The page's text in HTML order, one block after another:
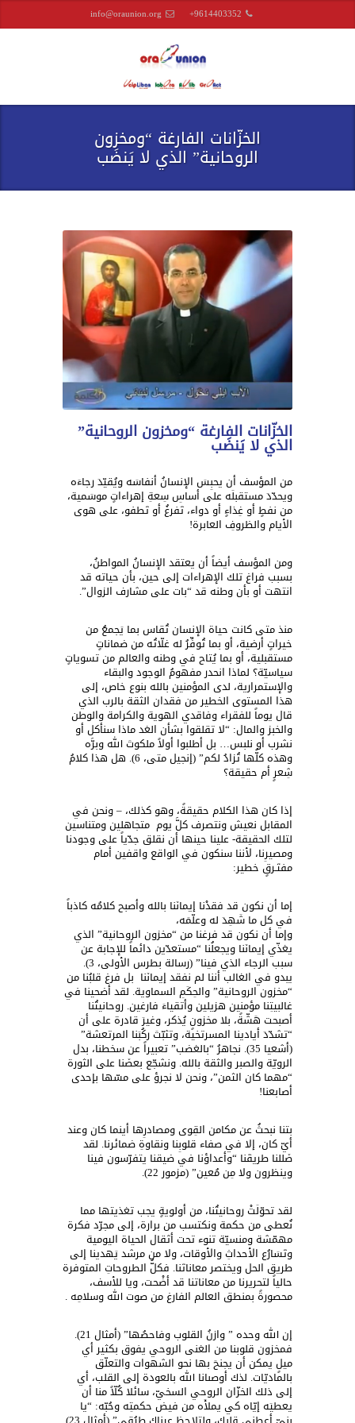
info@oraunion.org +9614403352
الخزّانات الفارغة “ومخزون
الروحانية” الذي لا يَنضَب
الخزّانات الفارغة “ومخزون الروحانية”
الذي لا يَنضَب
من المؤسف أن يحبِسَ الإنسانُ أنفاسَه ويُقيّدَ رجاءَه
ويحدّدَ مستقبلَه على أساسِ سِعةِ إهراءاتٍ موسَمية،
من نفطٍ أو غِذاءٍ أو دواء، تَفرغُ أو تَطفو، على هوى
الأيام والظروفِ العابرة!
ومن المؤسف أيضاً أن يعتقد الإنسانُ المواطنُ،
بسبب فراغ تلك الإهراءات إلى حين، بأن حياته قد
انتهت أو بأن وطنه قد “بات على مشارف الزوال”.
منذ متى كانت حياة الإنسان تُقاس بما يَجمعُ من
خيراتٍ أرضية، أو بما تُوفِّرُ له غلّاتُه من ضماناتٍ
مستقبلية، أو بما يُتاح في وطنه والعالم من تسوياتٍ
سياسيّة؟ لماذا انحدر مفهومُ الوجود والبقاء
والإستمرارية، لدى المؤمنين بالله بنوع خاص، إلى
هذا المستوى الخطير من فقدان الثقة بالرب الذي
قال يوماً للفقراء وفاقدي الهوية والكرامة والوطن
والخبز والمال: “لا تقلقوا بشأن الغد ماذا سنأكل أو
نشرب أو نلبس… بل أطلبوا أولاً ملكوتَ الله وبرَّه
وهذه كلُّها تُزادُ لكم” (إنجيل متى، 6). هل هذا كلامُ
شِعرٍ أم حقيقة؟
إذا كان هذا الكلام حقيقةً، وهو كذلك، – ونحن في
المقابل نعيش ونتصرف كلَّ يوم متجاهلين ومتناسين
لتلك الحقيقة- علينا حينها أن نقلق جدّياً على وجودنا
ومصيرِنا، لأننا سنكون في الواقع واقفين أمام
مفتَـرقٍ خطير:
إما أن نكون قد فقدْنا إيمانَنا بالله وأصبح كلامُه كاذباً
في كل ما شَهِدَ له وعلّمَه،
وإما أن نكون قد فرغنا من “مخزون الروحانية” الذي
يغذّي إيمانَنا ويجعلُنا “مستعدّين دائماً للإجابة عن
سبب الرجاء الذي فينا” (رسالة بطرس الأولى، 3).
يبدو في الغالب أننا لم نفقد إيمانَنا بل فرغ قلبُنا من
“مخزون الروحانية” والحِكَمِ السماوية. لقد أضحينا في
غالبيتِنا مؤمنين هزيلين وأتقياءَ فارغين. روحانيتُنا
أصبحت هَشّةً، بلا مخزونٍ يُذكر، وغيرَ قادرة على أن
“تشدّدَ أيادينا المسرتخية، وتثبّتَ ركُبَنا المرتعشة”
(أشعيا 35). نجاهرُ “بالغضب” تعبيراً عن سخطنا، بدل
الرويّة والصبر والثقة بالله. ونشجّع بعضَنا على الثورة
“مهما كان الثمن”، ونحن لا نجرؤ على مسّها بإحدى
أصابعنا!
بتنا نبحثُ عن مكامن القِوى ومصادرِها أينما كان وعند
أيّ كان، إلا في صفاء قلوبِنا ونقاوةِ ضمائرنا. لقد
ضَللنا طريقَنا “وأعداؤنا في ضيقنا يتفرّسون فينا
وينظرون ولا مِن مُعين” (مزمور 22).
لقد تحوّلَتْ روحانيتُنا، من أولويةٍ يجب تغذيتها مما
نُعطى من حكمة ونكتسب من برارة، إلى مجرّد فكرة
مهمّشة ومنسيّة تنوء تحت أثقال الحياة اليومية
وتَسَارُع الأحداثِ والأوقات، ولا من مرشد يَهدينا إلى
طريق الحل ويختصر معاناتَنا. فكلُّ الطروحاتِ المتوفرة
حالياً لتحريرنا من معاناتنا قد أضْحت، ويا للأسف،
محصورةً بمنطق العالم الفارغ من صوت الله وسلامِه .
إن الله وحده ” وازنُ القلوب وفاحصُها” (أمثال 21).
فمخزون قلوبنا من الغنى الروحي يفوق بكثير أي
ميلٍ يمكن أن يجنحَ بها نحو الشهوات والتعلّق
بالماديّات. لذك أوصىانا الله بالعودة إلى القلب، أي
إلى ذلك الخزّان الروحي السخيّ، سائلا كُلّاً منا أن
يعطيَه إيّاه كي يملأَه من فيض حكمتِه وحُبّه: “يا